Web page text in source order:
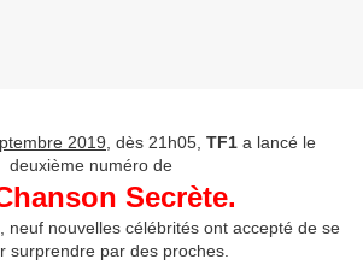
2019 , dès 21h05, TF1 a lancé le
deuxième numéro de
Secrète.
neuf nouvelles célébrités ont accepté de se
surprendre par des proches.